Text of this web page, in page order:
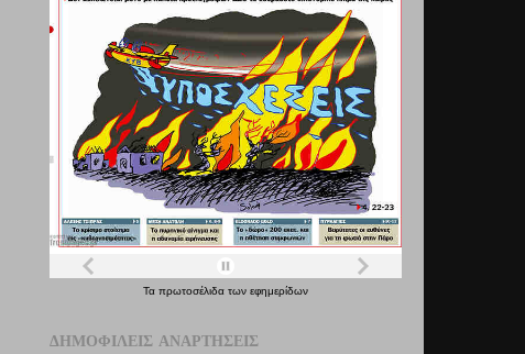
Τα πρωτοσέλιδα των εφημερίδων
ΔΗΜΟΦΙΛΕΊΣ ΑΝΑΡΤΉΣΕΙΣ